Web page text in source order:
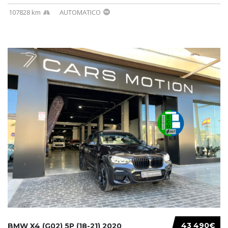
107828 km AUTOMATICO
43 490€
BMW X4 (G02) 5P (18-21) 2020